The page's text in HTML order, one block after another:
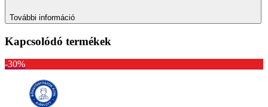
További információ
Kapcsolódó termékek
-30%